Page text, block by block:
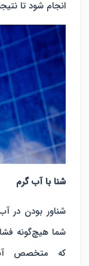
انجام شود تا
شنا با آب گرم
شناور بودن در
شما هیچ‌گونه
که متخصص آب